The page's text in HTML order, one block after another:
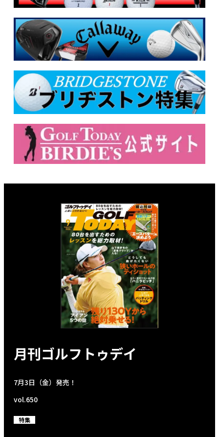
月刊ゴルフトゥデイ
7月3日（金）発売！
vol.650
特集